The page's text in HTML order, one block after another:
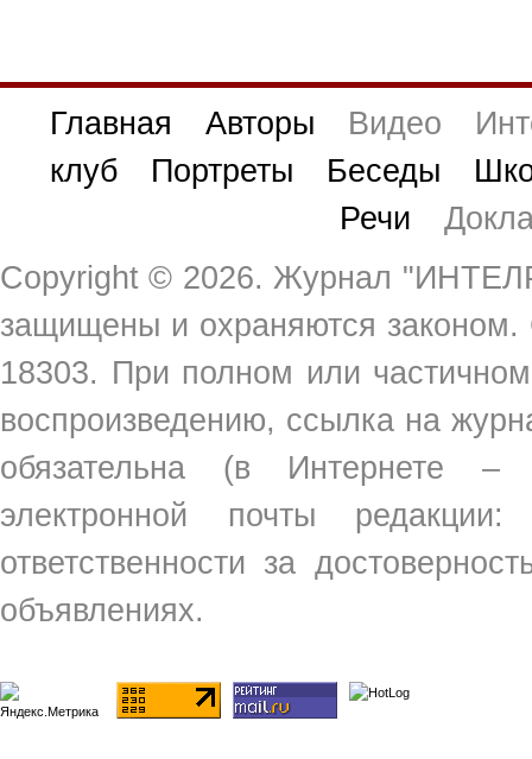
Главная Авторы Видео
клуб
Портреты Беседы
Речи
Copyright © 2026. Журнал
защищены и охраняются
18303. При полном или
воспроизведению, ссылка на
обязательна (в Интернете
электронной почты
ответственности за
объявлениях.